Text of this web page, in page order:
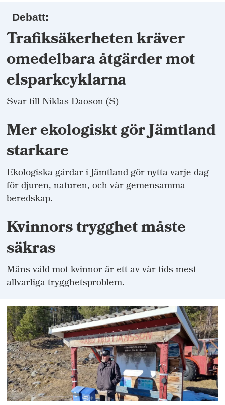
Debatt:
Trafiksäkerheten kräver
omedelbara åtgärder mot
elsparkcyklarna
Svar till Niklas Daoson (S)
Mer ekologiskt gör Jämtland
starkare
Ekologiska gårdar i Jämtland gör nytta varje dag –
för djuren, naturen, och vår gemensamma
beredskap.
Kvinnors trygghet måste
säkras
Mäns våld mot kvinnor är ett av vår tids mest
allvarliga trygghetsproblem.